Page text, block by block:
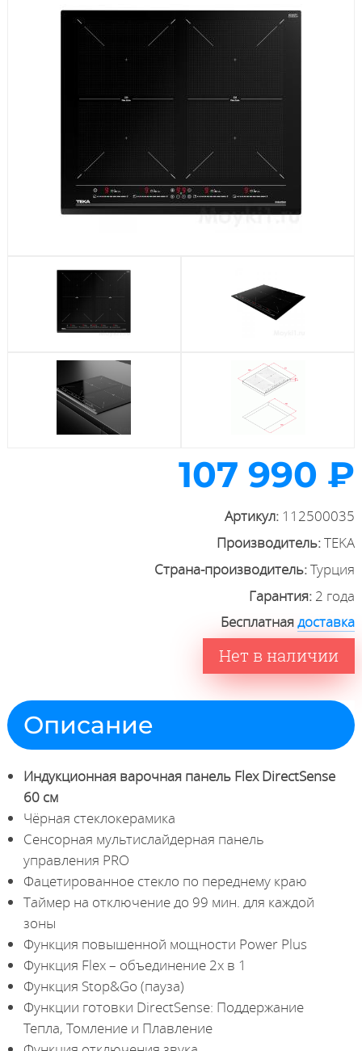
Стиральные машины
Холодильники
107 990 ₽
Артикул: 112500035
Производитель:TEKA
Страна-производитель:Турция
Гарантия: 2 года
Бесплатнаядоставка
Нет в наличии
Описание
Индукционная варочная панель Flex DirectSense
60 см
Чёрная стеклокерамика
Сенсорная мультислайдерная панель
управления PRO
Фацетированное стекло по переднему краю
Таймер на отключение до 99 мин. для каждой
зоны
Функция повышенной мощности Power Plus
Функция Flex – объединение 2х в 1
Функция Stop&Go (пауза)
Функции готовки DirectSense: Поддержание
Тепла, Томление и Плавление